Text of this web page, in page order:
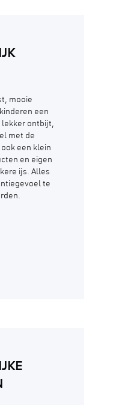
mooie
een
lekker ontbijt,
met de
een klein
en eigen
ijs. Alles
te